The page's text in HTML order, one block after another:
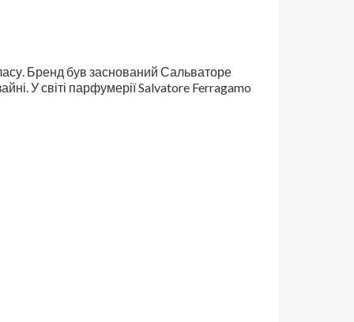
Бренд був заснований Сальваторе
У світі парфумерії Salvatore Ferragamo